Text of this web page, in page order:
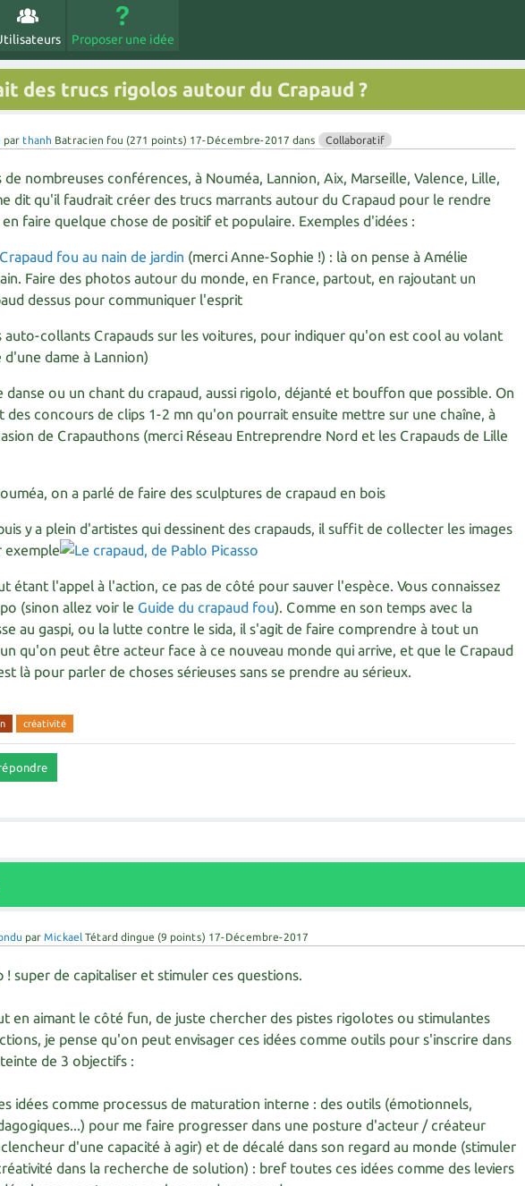
Proposer une idée
des trucs rigolos autour du Crapaud ?
par thanh Batracien fou (271 points) 17-Décembre-2017 dans Collaboratif
de nombreuses conférences, à Nouméa, Lannion, Aix, Marseille, Valence, Lille,
dit qu'il faudrait créer des trucs marrants autour du Crapaud pour le rendre
en faire quelque chose de positif et populaire. Exemples d'idées :
Crapaud fou au nain de jardin (merci Anne-Sophie !) : là on pense à Amélie
Faire des photos autour du monde, en France, partout, en rajoutant un
dessus pour communiquer l'esprit
auto-collants Crapauds sur les voitures, pour indiquer qu'on est cool au volant
d'une dame à Lannion)
danse ou un chant du crapaud, aussi rigolo, déjanté et bouffon que possible. On
des concours de clips 1-2 mn qu'on pourrait ensuite mettre sur une chaîne, à
de Crapauthons (merci Réseau Entreprendre Nord et les Crapauds de Lille
on a parlé de faire des sculptures de crapaud en bois
y a plein d'artistes qui dessinent des crapauds, il suffit de collecter les images
exemple
étant l'appel à l'action, ce pas de côté pour sauver l'espèce. Vous connaissez
(sinon allez voir le Guide du crapaud fou). Comme en son temps avec la
au gaspi, ou la lutte contre le sida, il s'agit de faire comprendre à tout un
qu'on peut être acteur face à ce nouveau monde qui arrive, et que le Crapaud
là pour parler de choses sérieuses sans se prendre au sérieux.
créativité
parMickael Tétard dingue (9 points) 17-Décembre-2017
! super de capitaliser et stimuler ces questions.
en aimant le côté fun, de juste chercher des pistes rigolotes ou stimulantes
je pense qu'on peut envisager ces idées comme outils pour s'inscrire dans
de 3 objectifs :
idées comme processus de maturation interne : des outils (émotionnels,
pour me faire progresser dans une posture d'acteur / créateur
d'une capacité à agir) et de décalé dans son regard au monde (stimuler
dans la recherche de solution) : bref toutes ces idées comme des leviers